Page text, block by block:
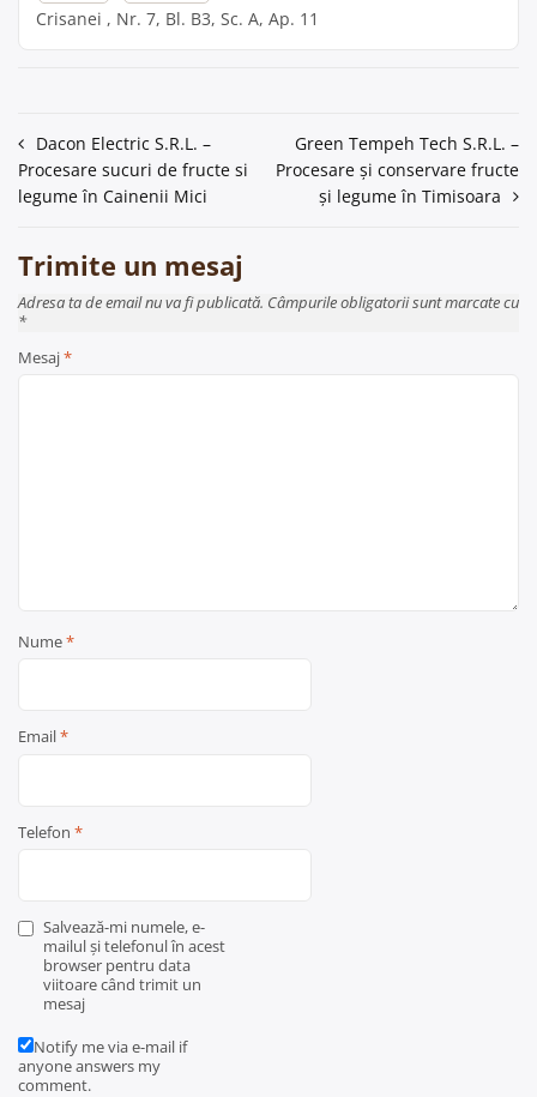
Crisanei , Nr. 7, Bl. B3, Sc. A, Ap. 11
Navigare
în
Dacon Electric S.R.L. –
Procesare sucuri de fructe si
legume în Cainenii Mici
Green Tempeh Tech S.R.L. –
Procesare și conservare fructe
și legume în Timisoara
Trimite un mesaj
Adresa ta de email nu va fi publicată. Câmpurile obligatorii sunt marcate cu
*
Mesaj*
Nume*
Email*
Telefon *
Salvează-mi numele, e-
mailul și telefonul în acest
browser pentru data
viitoare când trimit un
mesaj
Notify me via e-mail if
anyone answers my
comment.